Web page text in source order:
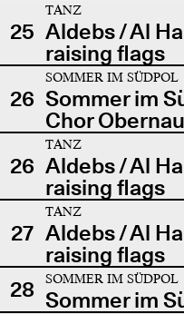
25
TANZ
Aldebs / Al
raising flags
26
SOMMER IM SÜDPOL
Sommer im
Chor Obernau
26
TANZ
Aldebs / Al
raising flags
27
TANZ
Aldebs / Al
raising flags
28
SOMMER IM SÜDPOL
Sommer im